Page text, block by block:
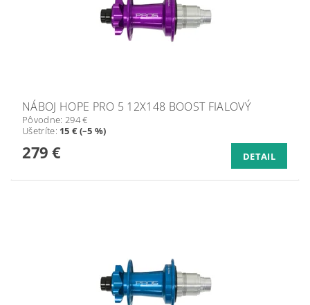
NÁBOJ HOPE PRO 5 12X148 BOOST FIALOVÝ
Pôvodne: 294 €
Ušetríte: 15 € (–5 %)
279 € DETAIL